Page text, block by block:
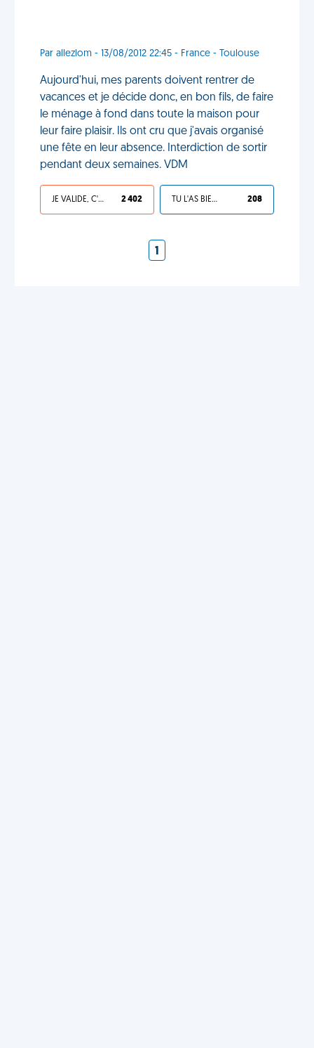
Par allezlom - 13/08/2012 22:45 - France - Toulouse
Aujourd'hui, mes parents doivent rentrer de
vacances et je décide donc, en bon fils, de faire
le ménage à fond dans toute la maison pour
leur faire plaisir. Ils ont cru que j'avais organisé
une fête en leur absence. Interdiction de sortir
pendant deux semaines. VDM
JE VALIDE, C'EST UNE VDM 2 402 TU L'AS BIEN MÉRITÉ 208
1